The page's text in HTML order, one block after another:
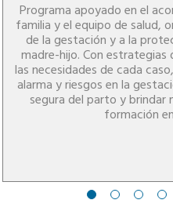
Programa apoyado en el
familia y el equipo de salud,
de la gestación y a la
madre-hijo. Con
las necesidades de cada
alarma y riesgos en la
segura del parto y brindar
formación